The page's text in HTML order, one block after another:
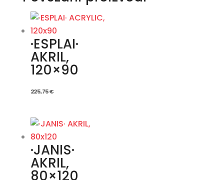
·ESPLAI·
AKRIL,
120×90
225,75€
·JANIS·
AKRIL,
80×120